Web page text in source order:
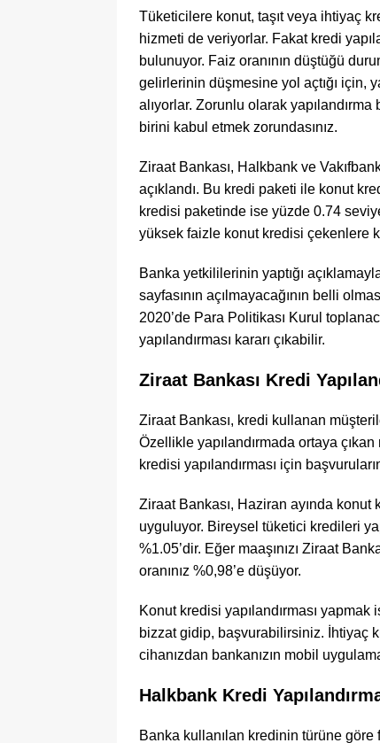
​​​​Tüketicilere konut, taşıt veya ihtiyaç
hizmeti de veriyorlar. Fakat kredi
bulunuyor. Faiz oranının düştüğü
gelirlerinin düşmesine yol açtığı için,
alıyorlar. Zorunlu olarak
birini kabul etmek zorundasınız.
Ziraat Bankası, Halkbank ve
açıklandı. Bu kredi paketi ile konut
kredisi paketinde ise yüzde 0.74
yüksek faizle konut kredisi çekenlere
Banka yetkililerinin yaptığı
sayfasının açılmayacağının belli
2020’de Para Politikası Kurul
yapılandırması kararı çıkabilir.
Ziraat Bankası Kredi
Ziraat Bankası, kredi kullanan
Özellikle yapılandırmada ortaya
kredisi yapılandırması için
Ziraat Bankası, Haziran ayında konut
uyguluyor. Bireysel tüketici kredileri
%1.05’dir. Eğer maaşınızı Ziraat
oranınız %0,98’e düşüyor.
Konut kredisi yapılandırması
bizzat gidip, başvurabilirsiniz. İhtiyaç
cihanızdan bankanızın mobil
Halkbank Kredi
Banka kullanılan kredinin türüne